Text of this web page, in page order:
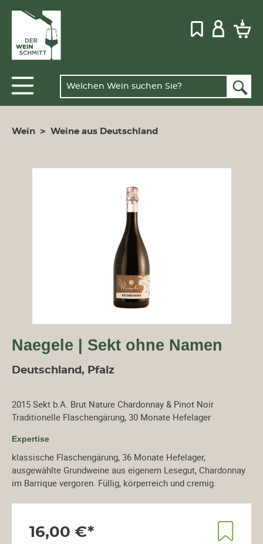
Wein > Weine aus Deutschland
Naegele | Sekt ohne Namen
Deutschland, Pfalz
2015 Sekt b.A. Brut Nature Chardonnay & Pinot Noir
Traditionelle Flaschengärung, 30 Monate Hefelager
Expertise
klassische Flaschengärung, 36 Monate Hefelager,
ausgewählte Grundweine aus eigenem Lesegut, Chardonnay
im Barrique vergoren. Füllig, körperreich und cremig.
16,00 €*